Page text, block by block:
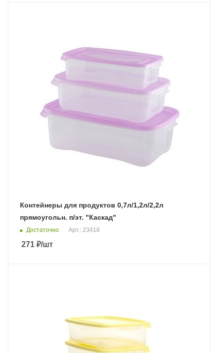
Контейнеры для продуктов 0,7л/1,2л/2,2л
прямоугольн. п/эт. "Каскад"
Достаточно Арт.: 23418
271 ₽/шт